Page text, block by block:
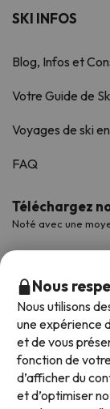
SKI INFOS
Blog, Infos et
Votre Guide de
Voyages de ski
FAQ
Téléchargez
Noté avec une
Modes de
Nous
Nous utilisons
une expérience
et de vous
fonction de
d’afficher du
et d’optimiser